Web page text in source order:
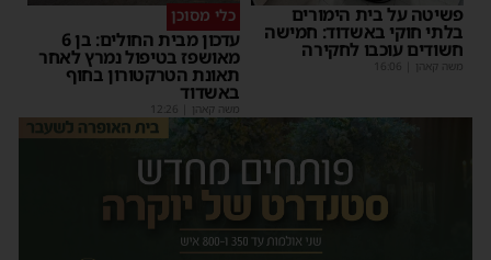
פשיטה על בית הימורים
בלתי חוקי באשדוד: חמישה
חשודים עוכבו לחקירה
משה קאהן 16:06
כלי מסוכן
עדכון מבית החולים: בן 6
מאושפז בטיפול נמרץ לאחר
תאונת הטרקטורון בחוף
באשדוד
משה קאהן 12:26